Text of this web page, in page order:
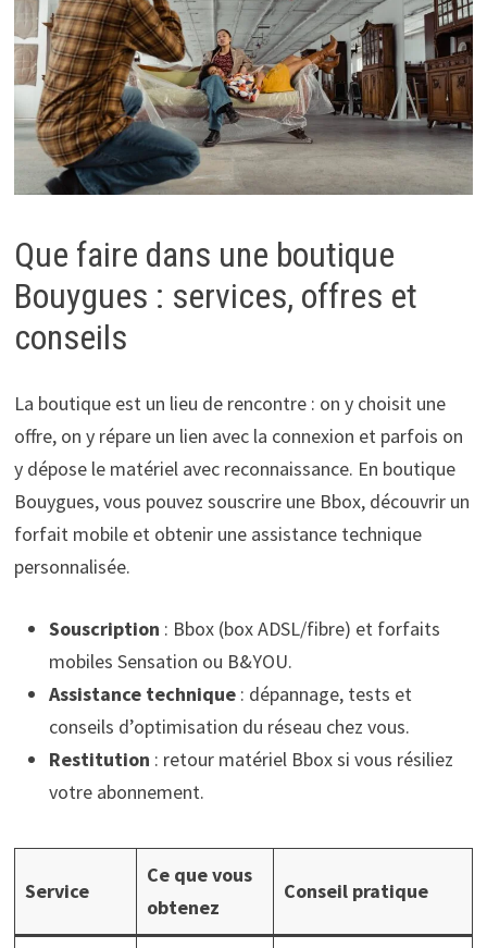
Que faire dans une boutique
Bouygues : services, offres et
conseils
La boutique est un lieu de rencontre : on y choisit une
offre, on y répare un lien avec la connexion et parfois on
y dépose le matériel avec reconnaissance. En boutique
Bouygues, vous pouvez souscrire une Bbox, découvrir un
forfait mobile et obtenir une assistance technique
personnalisée.
Souscription : Bbox (box ADSL/fibre) et forfaits
mobiles Sensation ou B&YOU.
Assistance technique: dépannage, tests et
conseils d’optimisation du réseau chez vous.
Restitution : retour matériel Bbox si vous résiliez
votre abonnement.
Service
Ce que vous
obtenez
Conseil pratique